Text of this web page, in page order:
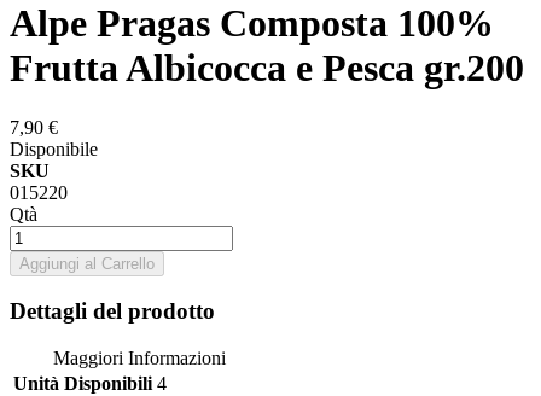
Alpe Pragas Composta 100%
Frutta Albicocca e Pesca gr.200
7,90 €
Disponibile
SKU
015220
Qtà
Aggiungi al Carrello
Dettagli del prodotto
Maggiori Informazioni
Unità Disponibili 4